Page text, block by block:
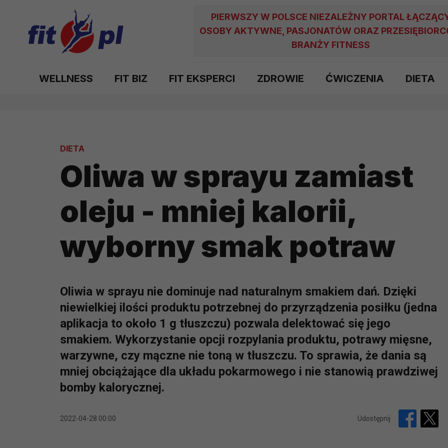
PIERWSZY W POLSCE NIEZALEŻNY PORTAL
OSOBY AKTYWNE, PASJONATÓW ORAZ
BRANŻY FITNESS
WELLNESS FIT BIZ FIT EKSPERCI ZDROWIE ĆWICZENIA DIETA
DIETA
Oliwa w sprayu zamiast
oleju - mniej kalorii,
wyborny smak potraw
Oliwia w sprayu nie dominuje nad naturalnym smakiem dań. Dzięki
niewielkiej ilości produktu potrzebnej do przyrządzenia posiłku (jedna
aplikacja to około 1 g tłuszczu) pozwala delektować się jego
smakiem. Wykorzystanie opcji rozpylania produktu, potrawy mięsne,
warzywne, czy mączne nie toną w tłuszczu. To sprawia, że dania są
mniej obciążające dla układu pokarmowego i nie stanowią prawdziwej
bomby kalorycznej.
2022-04-28 00:00 Udostępnij